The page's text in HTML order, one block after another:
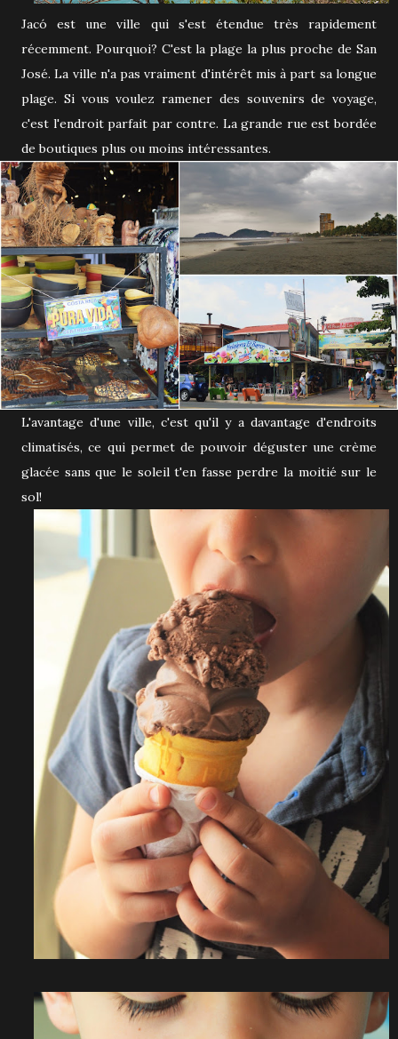
Jacó est une ville qui s'est étendue très rapidement
récemment. Pourquoi? C'est la plage la plus proche de San
José. La ville n'a pas vraiment d'intérêt mis à part sa longue
plage. Si vous voulez ramener des souvenirs de voyage,
c'est l'endroit parfait par contre. La grande rue est bordée
de boutiques plus ou moins intéressantes.
L'avantage d'une ville, c'est qu'il y a davantage d'endroits
climatisés, ce qui permet de pouvoir déguster une crème
glacée sans que le soleil t'en fasse perdre la moitié sur le
sol!